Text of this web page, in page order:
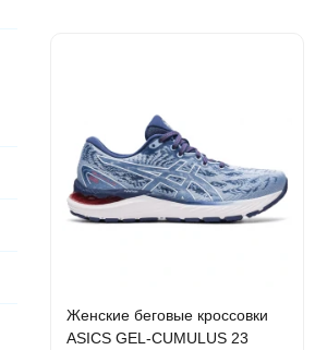
Женские беговые кроссовки
ASICS GEL-CUMULUS 23